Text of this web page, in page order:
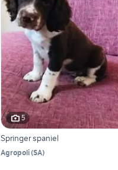
5
Springer spaniel
Agropoli(SA)